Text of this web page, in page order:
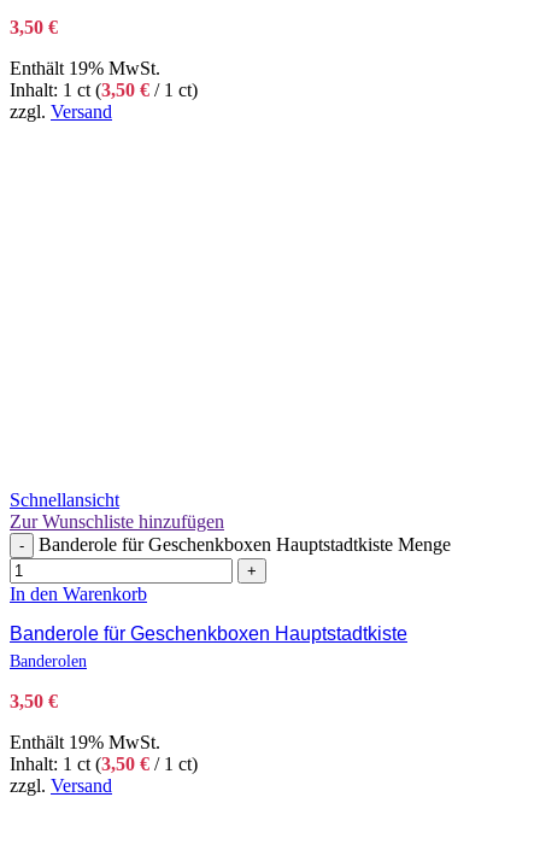
3,50 €
Enthält 19% MwSt.
Inhalt: 1 ct (3,50 € / 1 ct)
zzgl. Versand
Schnellansicht
Zur Wunschliste hinzufügen
- Banderole für Geschenkboxen Hauptstadtkiste Menge
+
In den Warenkorb
Banderole für Geschenkboxen Hauptstadtkiste
Banderolen
3,50 €
Enthält 19% MwSt.
Inhalt: 1 ct (3,50 € / 1 ct)
zzgl. Versand